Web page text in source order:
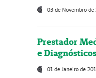
03 de Novembro de
Prestador
e
01 de Janeiro de